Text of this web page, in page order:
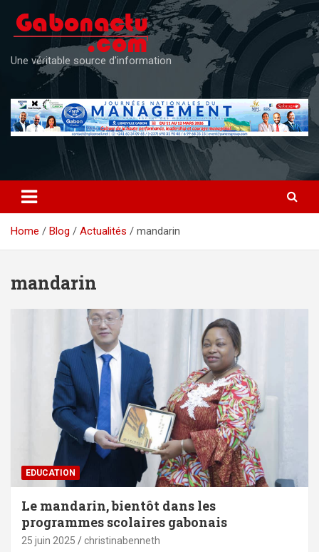
content
Une véritable source d'information
Home Blog Actualités mandarin
mandarin
EDUCATION
Le mandarin, bientôt dans les
programmes scolaires gabonais
25 juin 2025 christinabenneth